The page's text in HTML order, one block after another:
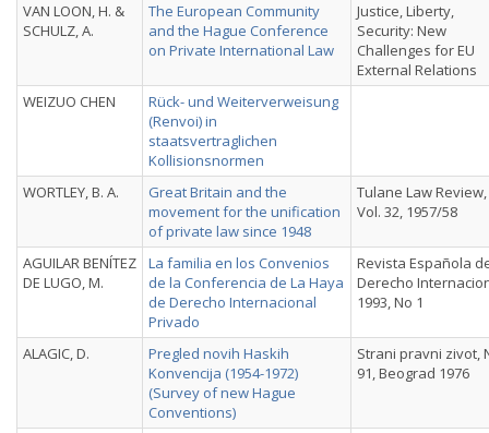
VAN LOON, H. &
SCHULZ, A.
The European Community
and the Hague Conference
on Private International Law
Justice, Liberty,
Security: New
Challenges for EU
External Relations
WEIZUO CHEN
Rück- und Weiterverweisung
(Renvoi) in
staatsvertraglichen
Kollisionsnormen
WORTLEY, B. A.
Great Britain and the
movement for the unification
of private law since 1948
Tulane Law Review,
Vol. 32, 1957/58
AGUILAR BENÍTEZ
DE LUGO, M.
La familia en los Convenios
de la Conferencia de La Haya
de Derecho Internacional
Privado
Revista Española
Derecho
1993, No 1
ALAGIC, D.
Pregled novih Haskih
Konvencija (1954-1972)
(Survey of new Hague
Conventions)
Strani pravni zivot,
91, Beograd 1976